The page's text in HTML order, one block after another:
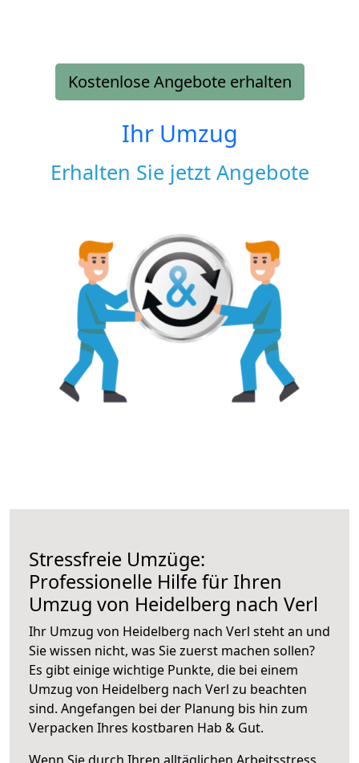
Kostenlose Angebote erhalten
Ihr Umzug
Erhalten Sie jetzt Angebote
Stressfreie Umzüge:
Professionelle Hilfe für Ihren
Umzug von Heidelberg nach Verl
Ihr Umzug von Heidelberg nach Verl steht an und
Sie wissen nicht, was Sie zuerst machen sollen?
Es gibt einige wichtige Punkte, die bei einem
Umzug von Heidelberg nach Verl zu beachten
sind. Angefangen bei der Planung bis hin zum
Verpacken Ihres kostbaren Hab & Gut.